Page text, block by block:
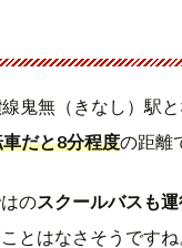
鬼無（きなし）駅
だと8分程度の距離
のスクールバスも
とはなさそうですね